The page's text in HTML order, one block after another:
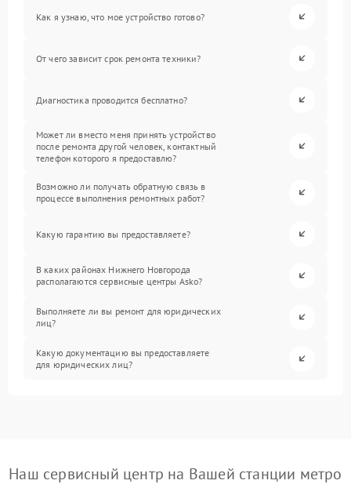
Как я узнаю, что мое устройство готово?
От чего зависит срок ремонта техники?
Диагностика проводится бесплатно?
Может ли вместо меня принять устройство
после ремонта другой человек, контактный
телефон которого я предоставлю?
Возможно ли получать обратную связь в
процессе выполнения ремонтных работ?
Какую гарантию вы предоставляете?
В каких районах Нижнего Новгорода
располагаются сервисные центры Asko?
Выполняете ли вы ремонт для юридических
лиц?
Какую документацию вы предоставляете
для юридических лиц?
Наш сервисный центр на Вашей станции метро